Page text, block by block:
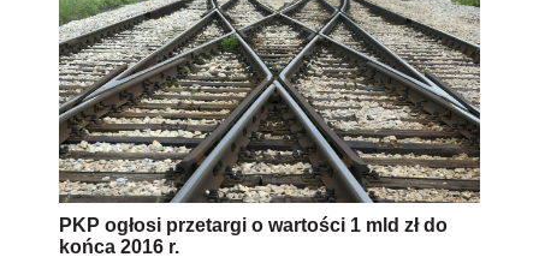
PKP ogłosi przetargi o wartości 1 mld zł do
końca 2016 r.